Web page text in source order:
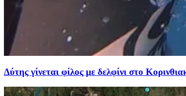
Δύτης γίνεται φίλος με δελφίνι στο